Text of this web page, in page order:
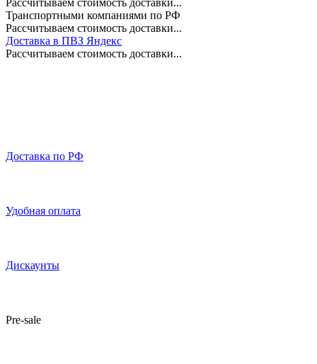
Транспортными компаниями по РФ
Рассчитываем стоимость доставки...
Доставка в ПВЗ Яндекс
Рассчитываем стоимость доставки...
Доставка по РФ
Удобная оплата
Дискаунты
Pre-sale